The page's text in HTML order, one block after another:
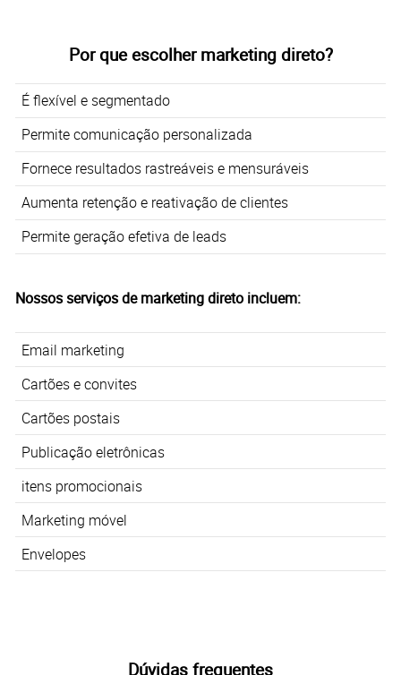
Por que escolher marketing direto?
É flexível e segmentado
Permite comunicação personalizada
Fornece resultados rastreáveis e mensuráveis
Aumenta retenção e reativação de clientes
Permite geração efetiva de leads
Nossos serviços de marketing direto incluem:
Email marketing
Cartões e convites
Cartões postais
Publicação eletrônicas
itens promocionais
Marketing móvel
Envelopes
Dúvidas frequentes